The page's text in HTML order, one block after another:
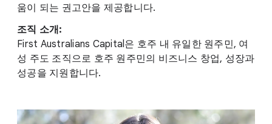
움이 되는 권고안을 제공합니다.
조직 소개:
First Australians Capital은 호주 내 유일한 원주민, 여
성 주도 조직으로 호주 원주민의 비즈니스 창업, 성장과
성공을 지원합니다.